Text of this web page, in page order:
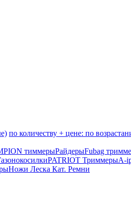
по количеству + цене: по
тиммерыРайдерыFubag
PATRIOT ТриммерыA-
Ножи Леска Кат. Ремни